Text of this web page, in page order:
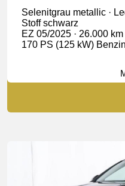
Selenitgrau metallic ·
Stoff schwarz
EZ 05/2025 · 26.000 km
170 PS (125 kW) Benzin